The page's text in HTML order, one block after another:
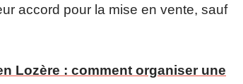
accord pour la mise en vente, sauf
Lozère : comment organiser une